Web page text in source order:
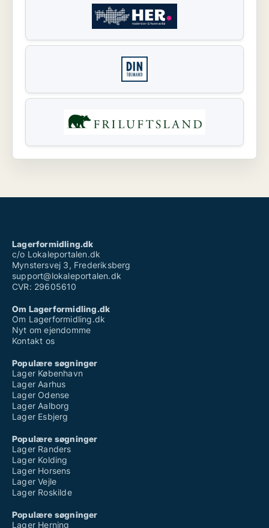
Lagerformidling.dk
c/o Lokaleportalen.dk
Mynstersvej 3, Frederiksberg
support@lokaleportalen.dk
CVR: 29605610
Om Lagerformidling.dk
Om Lagerformidling.dk
Nyt om ejendomme
Kontakt os
Populære søgninger
Lager København
Lager Aarhus
Lager Odense
Lager Aalborg
Lager Esbjerg
Populære søgninger
Lager Randers
Lager Kolding
Lager Horsens
Lager Vejle
Lager Roskilde
Populære søgninger
Lager Herning